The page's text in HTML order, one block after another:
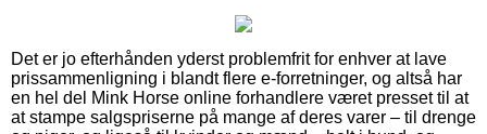
Det er jo efterhånden yderst problemfrit for enhver at lave
prissammenligning i blandt flere e-forretninger, og altså har
en hel del Mink Horse online forhandlere været presset til at
at stampe salgspriserne på mange af deres varer – til drenge